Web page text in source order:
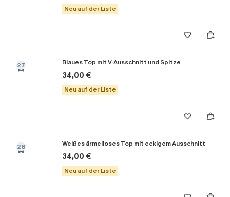
Neu auf der Liste
27 Blaues Top mit V-Ausschnitt und Spitze
34,00 €
Neu auf der Liste
28 Weißes ärmelloses Top mit eckigem Ausschnitt
34,00 €
Neu auf der Liste